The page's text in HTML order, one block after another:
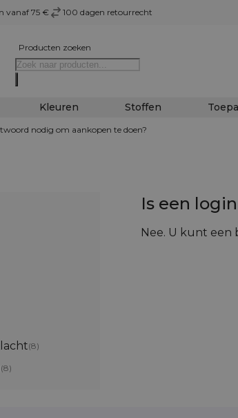
vanaf 75 € 100 dagen retourrecht
Producten zoeken
Kleuren Stoffen
nodig om aankopen te doen?
(8)
(8)
Is een
Nee. U kunt een